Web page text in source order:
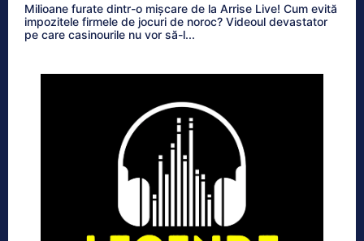
Milioane furate dintr-o mișcare de la Arrise Live! Cum evită
impozitele firmele de jocuri de noroc? Videoul devastator
pe care casinourile nu vor să-l...